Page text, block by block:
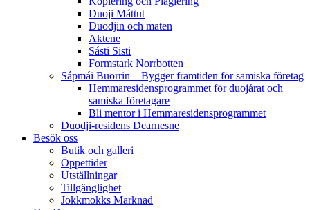
Duoji Máttut
Duodjin och maten
Aktene
Sásti Sisti
Formstark Norrbotten
Sápmái Buorrin – Bygger framtiden för samiska företag
Hemmaresidensprogrammet för duojárat och
samiska företagare​
Bli mentor i Hemmaresidensprogrammet
Duodji-residens Dearnesne
Besök oss
Butik och galleri
Öppettider
Utställningar
Tillgänglighet
Jokkmokks Marknad